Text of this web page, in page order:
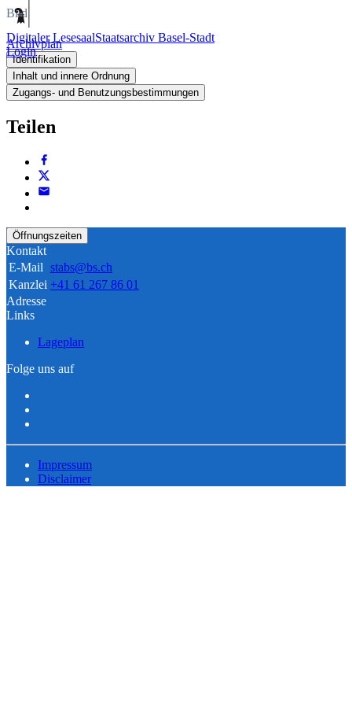
Digitaler LesesaalStaatsarchiv Basel-Stadt
Login
Bild
Archivplan
Identifikation
Inhalt und innere Ordnung
Zugangs- und Benutzungsbestimmungen
Teilen
Öffnungszeiten
Kontakt
E-Mail stabs@bs.ch
Kanzlei +41 61 267 86 01
Adresse
Links
Lageplan
Folge uns auf
Impressum
Disclaimer